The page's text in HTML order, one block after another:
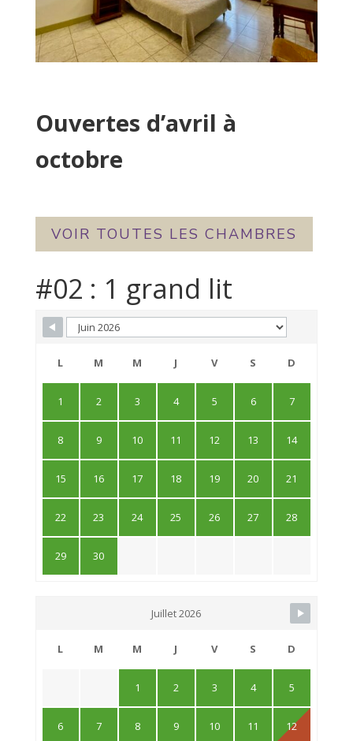
Ouvertes d’avril à
octobre
VOIR TOUTES LES CHAMBRES
Skip Booking Form
#02 : 1 grand lit
L M M J V S D
1 2 3 4 5 6 7
8 9 10 11 12 13 14
15 16 17 18 19 20 21
22 23 24 25 26 27 28
29 30
Juillet 2026
L M M J V S D
1 2 3 4 5
6 7 8 9 10 11 12